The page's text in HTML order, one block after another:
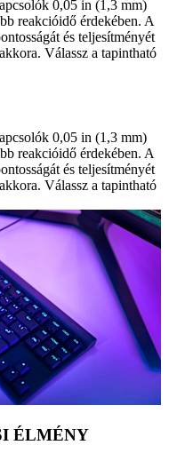
0,05 in (1,3 mm)
reakcióidő érdekében. A
és teljesítményét
Válassz a tapintható
0,05 in (1,3 mm)
reakcióidő érdekében. A
és teljesítményét
Válassz a tapintható
ÉLMÉNY